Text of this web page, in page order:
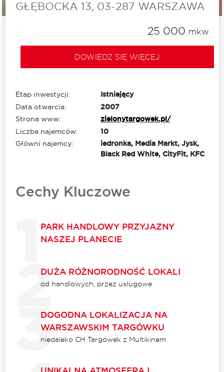
GŁĘBOCKA 13, 03-287 WARSZAWA
25 000 mkw
DOWIEDZ SIĘ WIĘCEJ
Etap inwestycji:
Istniejący
Data otwarcia:
2007
Strona www:
zielonytargowek.pl/
Liczba najemców:
10
Główni najemcy:
iedronka, Media Markt, Jysk,
Black Red White, CityFit, KFC
Cechy Kluczowe
PARK HANDLOWY PRZYJAZNY
NASZEJ PLANECIE
DUŻA RÓŻNORODNOŚĆ LOKALI
od handlowych, przez usługowe
DOGODNA LOKALIZACJA NA
WARSZAWSKIM TARGÓWKU
niedaleko CH Targówek z Multikinem